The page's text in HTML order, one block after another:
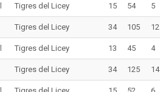
Tigres del Licey 15 54 5
Tigres del Licey 34 105 12
Tigres del Licey 13 45 4
Tigres del Licey 34 125 14